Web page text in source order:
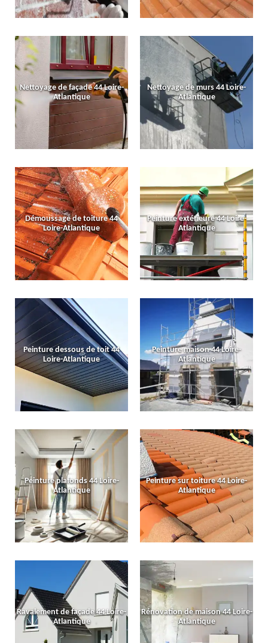
Nettoyage de façade 44 Loire-
Atlantique
Nettoyage de murs 44 Loire-
Atlantique
Démoussage de toiture 44
Loire-Atlantique
Peinture extérieure 44 Loire-
Atlantique
Peinture dessous de toit 44
Loire-Atlantique
Peinture maison 44 Loire-
Atlantique
Peinture plafonds 44 Loire-
Atlantique
Peinture sur toiture 44 Loire-
Atlantique
Ravalement de façade 44 Loire-
Atlantique
Rénovation de maison 44 Loire-
Atlantique